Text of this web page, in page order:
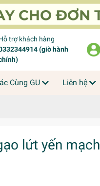
trợ khách hàng
(giờ hành
Cùng GU Liên hệ
lứt yến mạch